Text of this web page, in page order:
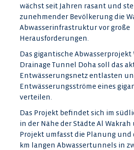
wächst seit Jahren rasant und
zunehmender Bevölkerung die
Abwasserinfrastruktur vor große
Herausforderungen.
Das gigantische Abwasserprojekt
Drainage Tunnel Doha soll das
Entwässerungsnetz entlasten
Entwässerungsströme eines
verteilen.
Das Projekt befindet sich im
in der Nähe der Städte Al Wakrah
Projekt umfasst die Planung und
km langen Abwassertunnels in